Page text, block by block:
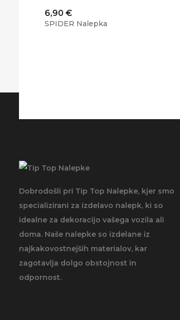
Cena
6,90 €
SPIDER Nalepka
Dobrodošli pri Tip Top Nalepke, kjer smo
specializirani za izdelavo nalepk, ki so
idealne za dekoracijo vašega vozila ali
doma. Naše nalepke so izdelane iz
najkakovostnejših materialov, kar
zagotavlja dolgo obstojnost in
odpornost.